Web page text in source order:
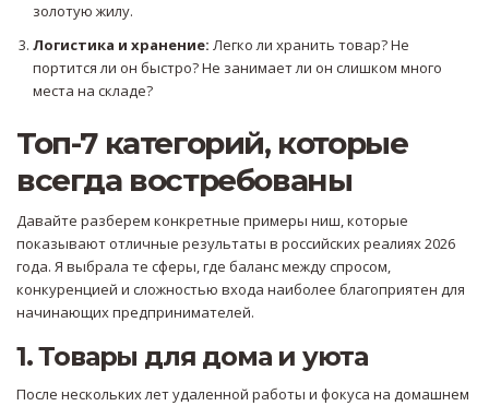
золотую жилу.
Логистика и хранение: Легко ли хранить товар? Не
портится ли он быстро? Не занимает ли он слишком много
места на складе?
Топ-7 категорий, которые
всегда востребованы
Давайте разберем конкретные примеры ниш, которые
показывают отличные результаты в российских реалиях 2026
года. Я выбрала те сферы, где баланс между спросом,
конкуренцией и сложностью входа наиболее благоприятен для
начинающих предпринимателей.
1. Товары для дома и уюта
После нескольких лет удаленной работы и фокуса на домашнем